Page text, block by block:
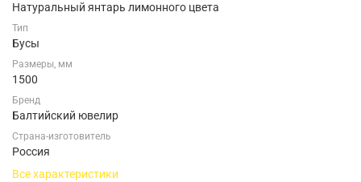
Натуральный янтарь лимонного цвета
Тип
Бусы
Размеры, мм
1500
Бренд
Балтийский ювелир
Страна-изготовитель
Россия
Все характеристики